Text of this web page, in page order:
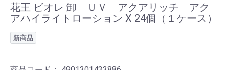
花王 ビオレ 卸 ＵＶ アクアリッチ アク
アハイライトローション X 24個（１ケース）
新商品